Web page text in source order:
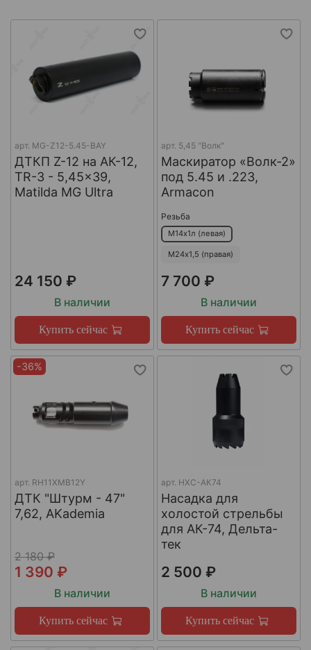
арт. MG-Z12-5.45-BAY
ДТКП Z-12 на АК-12,
TR-3 - 5,45x39,
Matilda MG Ultra
24 150 ₽
В наличии
Купить сейчас
арт. 5,45 "Волк"
Маскиратор «Волк-2»
под 5.45 и .223,
Armacon
Резьба
М14х1л (левая)
М24х1,5 (правая)
7 700 ₽
В наличии
Купить сейчас
-36%
арт. RH11XMB12Y
ДТК "Штурм - 47"
7,62, AKademia
2 180 ₽
1 390 ₽
В наличии
Купить сейчас
арт. НХС-АК74
Насадка для
холостой стрельбы
для АК-74, Дельта-
тек
2 500 ₽
В наличии
Купить сейчас